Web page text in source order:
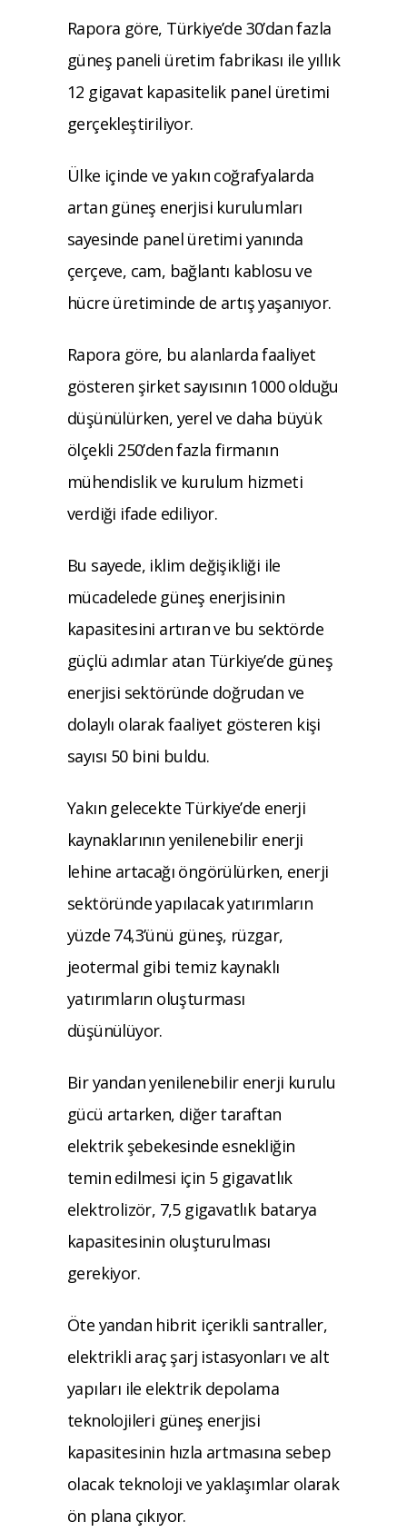
Rapora göre, Türkiye’de 30’dan fazla
güneş paneli üretim fabrikası ile yıllık
12 gigavat kapasitelik panel üretimi
gerçekleştiriliyor.
Ülke içinde ve yakın coğrafyalarda
artan güneş enerjisi kurulumları
sayesinde panel üretimi yanında
çerçeve, cam, bağlantı kablosu ve
hücre üretiminde de artış yaşanıyor.
Rapora göre, bu alanlarda faaliyet
gösteren şirket sayısının 1000 olduğu
düşünülürken, yerel ve daha büyük
ölçekli 250’den fazla firmanın
mühendislik ve kurulum hizmeti
verdiği ifade ediliyor.
Bu sayede, iklim değişikliği ile
mücadelede güneş enerjisinin
kapasitesini artıran ve bu sektörde
güçlü adımlar atan Türkiye’de güneş
enerjisi sektöründe doğrudan ve
dolaylı olarak faaliyet gösteren kişi
sayısı 50 bini buldu.
Yakın gelecekte Türkiye’de enerji
kaynaklarının yenilenebilir enerji
lehine artacağı öngörülürken, enerji
sektöründe yapılacak yatırımların
yüzde 74,3’ünü güneş, rüzgar,
jeotermal gibi temiz kaynaklı
yatırımların oluşturması
düşünülüyor.
Bir yandan yenilenebilir enerji kurulu
gücü artarken, diğer taraftan
elektrik şebekesinde esnekliğin
temin edilmesi için 5 gigavatlık
elektrolizör, 7,5 gigavatlık batarya
kapasitesinin oluşturulması
gerekiyor.
Öte yandan hibrit içerikli santraller,
elektrikli araç şarj istasyonları ve alt
yapıları ile elektrik depolama
teknolojileri güneş enerjisi
kapasitesinin hızla artmasına sebep
olacak teknoloji ve yaklaşımlar olarak
ön plana çıkıyor.